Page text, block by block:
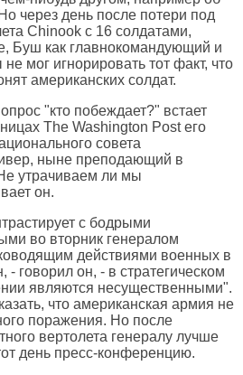
через день после потери под
Chinook с 16 солдатами,
Буш как главнокомандующий и
мог игнорировать тот факт, что
американских солдат.
"кто побеждает?" встает
The Washington Post его
совета
ныне преподающий в
утрачиваем ли мы
он.
с бодрыми
во вторник генералом
действиями военных в
- говорил он, - в стратегическом
являются несущественными".
что американская армия не
поражения. Но после
вертолета генералу лучше
день пресс-конференцию.